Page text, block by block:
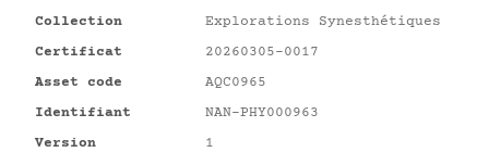
Collection
Explorations Synesthétiques
Certificat
20260305-0017
Asset code
AQC0965
Identifiant
NAN-PHY000963
Version
1